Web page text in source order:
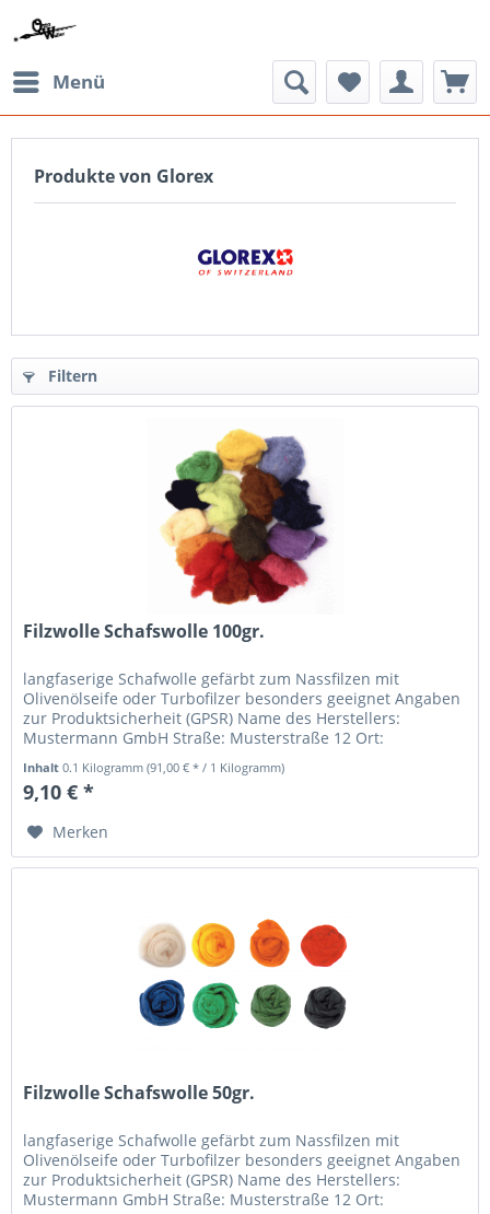
Menü
Produkte von Glorex
Filtern
Filzwolle Schafswolle 100gr.
langfaserige Schafwolle gefärbt zum Nassfilzen mit
Olivenölseife oder Turbofilzer besonders geeignet Angaben
zur Produktsicherheit (GPSR) Name des Herstellers:
Mustermann GmbH Straße: Musterstraße 12 Ort:
Inhalt0.1 Kilogramm(91,00 € * / 1 Kilogramm)
9,10 € *
Merken
Filzwolle Schafswolle 50gr.
langfaserige Schafwolle gefärbt zum Nassfilzen mit
Olivenölseife oder Turbofilzer besonders geeignet Angaben
zur Produktsicherheit (GPSR) Name des Herstellers:
Mustermann GmbH Straße: Musterstraße 12 Ort: